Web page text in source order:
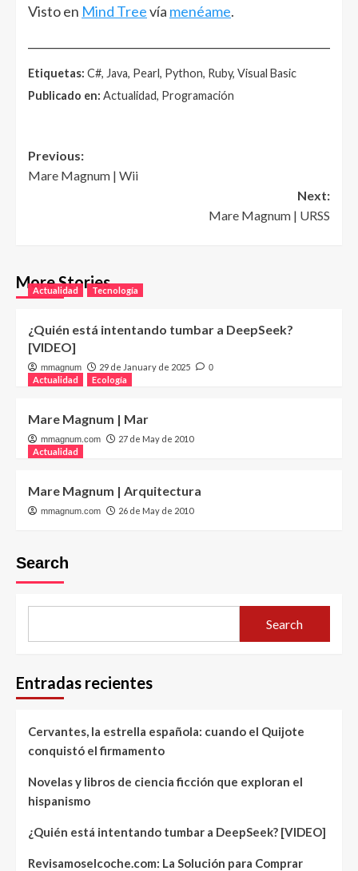
Visto en Mind Treevía menéame.
Etiquetas: C#, Java, Pearl, Python, Ruby, Visual Basic
Publicado en: Actualidad, Programación
Post
navigation
Previous:
Mare Magnum | Wii
Next:
Mare Magnum | URSS
More Stories
Actualidad Tecnología
¿Quién está intentando tumbar a DeepSeek?
[VIDEO]
mmagnum 29 de January de 2025 0
Actualidad Ecología
Mare Magnum | Mar
mmagnum.com
27 de May de 2010
Actualidad
Mare Magnum | Arquitectura
mmagnum.com 26 de May de 2010
Search
Search
Entradas recientes
Cervantes, la estrella española: cuando el Quijote
conquistó el firmamento
Novelas y libros de ciencia ficción que exploran el
hispanismo
¿Quién está intentando tumbar a DeepSeek? [VIDEO]
Revisamoselcoche.com: La Solución para Comprar